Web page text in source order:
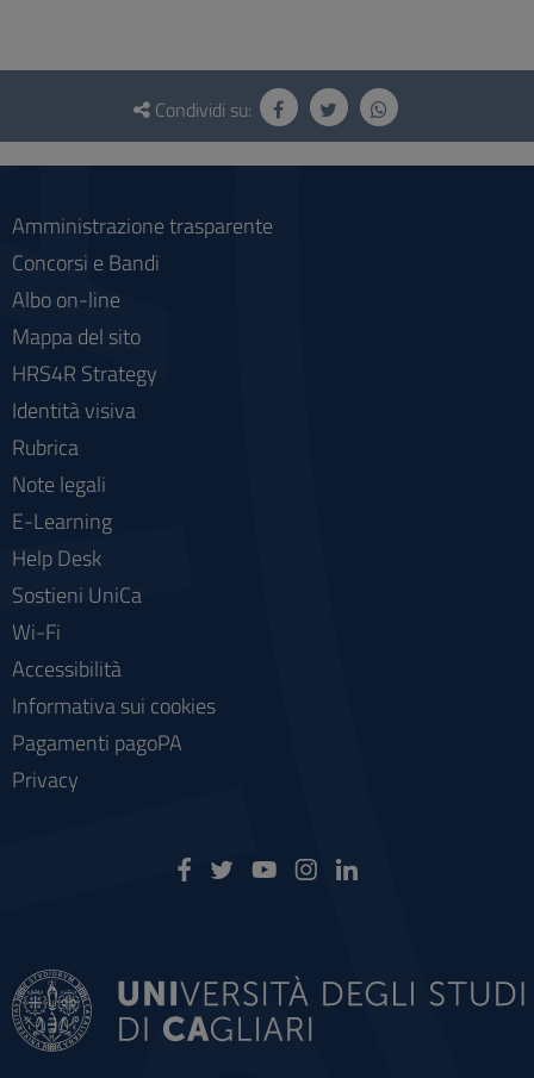
Questionario
social
Condividi su:
Amministrazione trasparente
Concorsi e Bandi
Albo on-line
Mappa del sito
HRS4R Strategy
Identità visiva
Rubrica
Note legali
E-Learning
Help Desk
Sostieni UniCa
Wi-Fi
Accessibilità
Informativa sui cookies
Pagamenti pagoPA
Privacy